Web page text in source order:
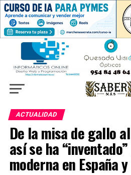
ACTUALIDAD
De la misa de gallo
así se ha
moderna en España